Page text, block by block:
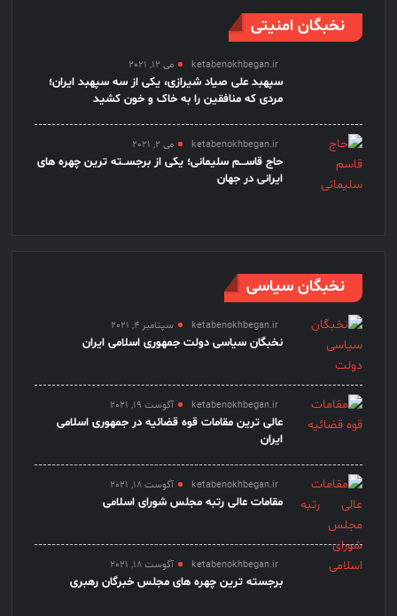
نخبگان امنیتی
ketabenokhbegan.ir می 12, 2021
سپهبد علی صیاد شیرازی، یکی از سه سپهبد ایران؛
مردی که منافقین را به خاک و خون کشید
ketabenokhbegan.ir می 2, 2021
حاج قاســـم سلیمانی؛ یکی از برجســته ترین چهره های
ایرانی در جهان
نخبگان سیاسی
ketabenokhbegan.ir سپتامبر 4, 2021
نخبگان سیاسی دولت جمهوری اسلامی ایران
ketabenokhbegan.ir آگوست 19, 2021
عالی ترین مقامات قوه قضائیه در جمهوری اسلامی
ایران
ketabenokhbegan.ir آگوست 18, 2021
مقامات عالی رتبه مجلس شورای اسلامی
ketabenokhbegan.ir آگوست 18, 2021
برجسته ترین چهره های مجلس خبرگان رهبری